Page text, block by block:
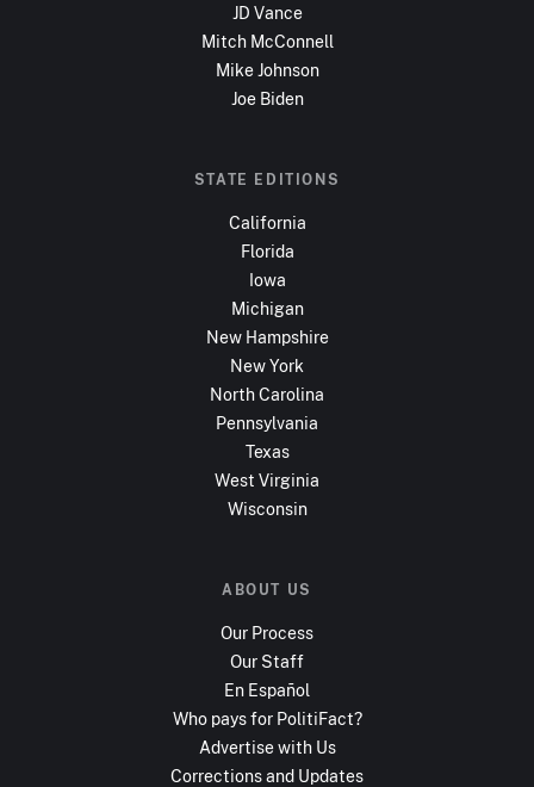
JD Vance
Mitch McConnell
Mike Johnson
Joe Biden
STATE EDITIONS
California
Florida
Iowa
Michigan
New Hampshire
New York
North Carolina
Pennsylvania
Texas
West Virginia
Wisconsin
ABOUT US
Our Process
Our Staff
En Español
Who pays for PolitiFact?
Advertise with Us
Corrections and Updates